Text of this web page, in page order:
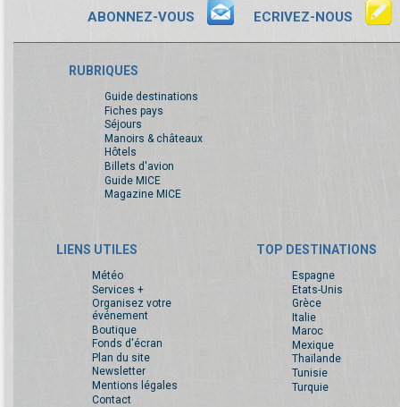
ABONNEZ-VOUS ECRIVEZ-NOUS
RUBRIQUES
Guide destinations
Fiches pays
Séjours
Manoirs & châteaux
Hôtels
Billets d'avion
Guide MICE
Magazine MICE
LIENS UTILES
Météo
Services +
Organisez votre
événement
Boutique
Fonds d'écran
Plan du site
Newsletter
Mentions légales
Contact
TOP DESTINATIONS
Espagne
Etats-Unis
Grèce
Italie
Maroc
Mexique
Thaïlande
Tunisie
Turquie